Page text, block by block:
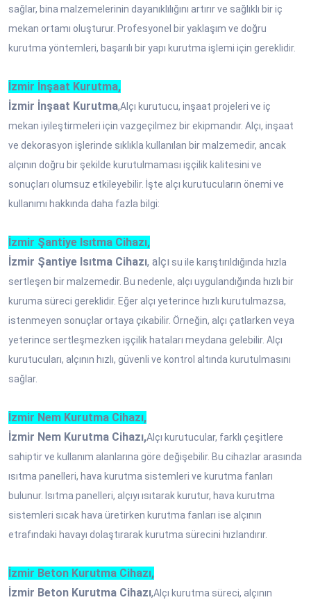
sağlar, bina malzemelerinin dayanıklılığını artırır ve sağlıklı bir iç
mekan ortamı oluşturur. Profesyonel bir yaklaşım ve doğru
kurutma yöntemleri, başarılı bir yapı kurutma işlemi için gereklidir.
İzmir İnşaat Kurutma,
İzmir İnşaat Kurutma,Alçı kurutucu, inşaat projeleri ve iç
mekan iyileştirmeleri için vazgeçilmez bir ekipmandır. Alçı, inşaat
ve dekorasyon işlerinde sıklıkla kullanılan bir malzemedir, ancak
alçının doğru bir şekilde kurutulmaması işçilik kalitesini ve
sonuçları olumsuz etkileyebilir. İşte alçı kurutucuların önemi ve
kullanımı hakkında daha fazla bilgi:
İzmir Şantiye Isıtma Cihazı,
İzmir Şantiye Isıtma Cihazı, alçı su ile karıştırıldığında hızla
sertleşen bir malzemedir. Bu nedenle, alçı uygulandığında hızlı bir
kuruma süreci gereklidir. Eğer alçı yeterince hızlı kurutulmazsa,
istenmeyen sonuçlar ortaya çıkabilir. Örneğin, alçı çatlarken veya
yeterince sertleşmezken işçilik hataları meydana gelebilir. Alçı
kurutucuları, alçının hızlı, güvenli ve kontrol altında kurutulmasını
sağlar.
İzmir Nem Kurutma Cihazı,
İzmir Nem Kurutma Cihazı,Alçı kurutucular, farklı çeşitlere
sahiptir ve kullanım alanlarına göre değişebilir. Bu cihazlar arasında
ısıtma panelleri, hava kurutma sistemleri ve kurutma fanları
bulunur. Isıtma panelleri, alçıyı ısıtarak kurutur, hava kurutma
sistemleri sıcak hava üretirken kurutma fanları ise alçının
etrafındaki havayı dolaştırarak kurutma sürecini hızlandırır.
İzmir Beton Kurutma Cihazı,
İzmir Beton Kurutma Cihazı,Alçı kurutma süreci, alçının